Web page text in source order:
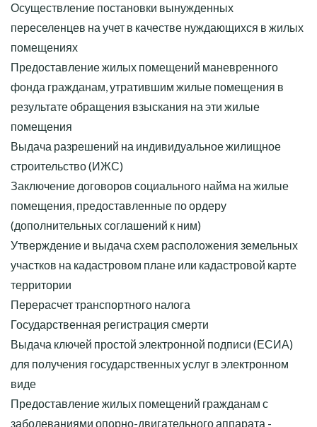
Осуществление постановки вынужденных
переселенцев на учет в качестве нуждающихся в жилых
помещениях
Предоставление жилых помещений маневренного
фонда гражданам, утратившим жилые помещения в
результате обращения взыскания на эти жилые
помещения
Выдача разрешений на индивидуальное жилищное
строительство (ИЖС)
Заключение договоров социального найма на жилые
помещения, предоставленные по ордеру
(дополнительных соглашений к ним)
Утверждение и выдача схем расположения земельных
участков на кадастровом плане или кадастровой карте
территории
Перерасчет транспортного налога
Государственная регистрация смерти
Выдача ключей простой электронной подписи (ЕСИА)
для получения государственных услуг в электронном
виде
Предоставление жилых помещений гражданам с
заболеваниями опорно-двигательного аппарата -